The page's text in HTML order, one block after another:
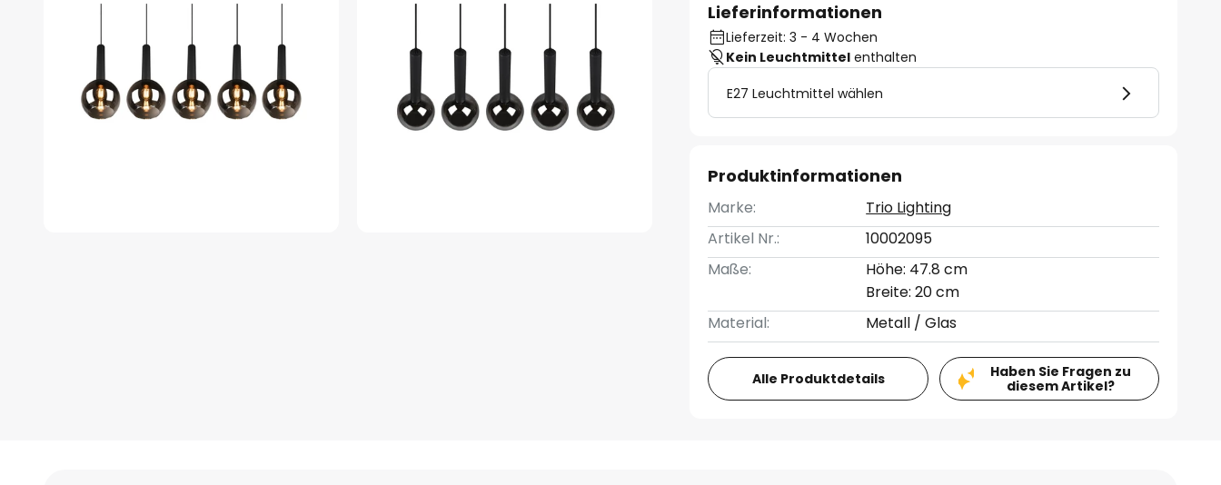
Lieferinformationen
Lieferzeit: 3 - 4 Wochen
Kein Leuchtmittel enthalten
E27 Leuchtmittel wählen
Produktinformationen
Marke:
Trio Lighting
Artikel Nr.:
10002095
Maße:
Höhe: 47.8 cm
Breite: 20 cm
Material:
Metall / Glas
Alle Produktdetails
Haben Sie Fragen zu
diesem Artikel?